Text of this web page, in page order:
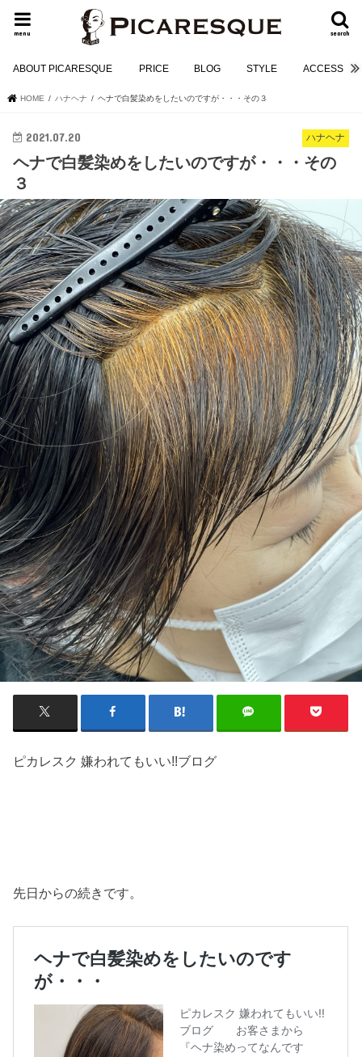
search
menu
ABOUT PICARESQUE PRICE BLOG STYLE ACCESS
HOME ハナヘナ ヘナで白髪染めをしたいのですが・・・その３
ハナヘナ
2021.07.20
ヘナで白髪染めをしたいのですが・・・その
３
ピカレスク 嫌われてもいい!!ブログ
先日からの続きです。